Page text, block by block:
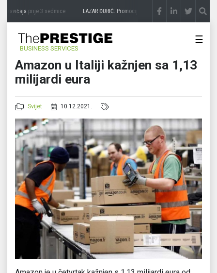
zavičajaprije 3 sedmice LAZAR ĐURIĆ: Promocija potencijal pretvara u destinaciju
BUSINESS SERVICES
☰
Amazon u Italiji kažnjen sa 1,13
milijardi eura
Svijet 10.12.2021.